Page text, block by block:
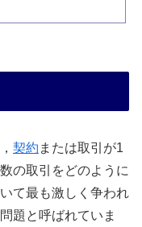
契約 または取引が1
の取引をどのように
て最も激しく争われ
問題と呼ばれていま